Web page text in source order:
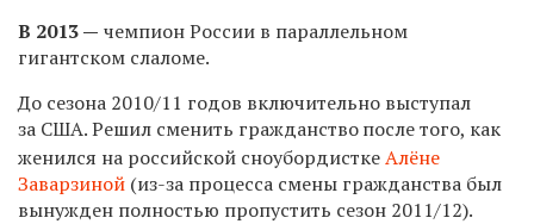
В 2013 — чемпион России в параллельном
гигантском слаломе.
До сезона 2010/11 годов включительно выступал
за США. Решил сменить гражданствопосле того, как
женился на российской сноубордисткеАлёне
Заварзиной (из-за процесса смены гражданства был
вынужден полностью пропустить сезон 2011/12).